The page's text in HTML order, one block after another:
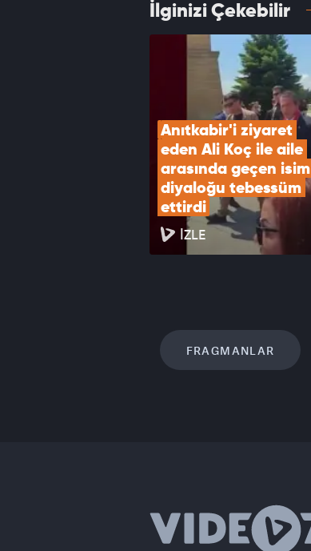
İlginizi Çekebilir
Anıtkabir'i ziyaret
eden Ali Koç ile aile
arasında geçen isim
diyaloğu tebessüm
ettirdi
İZLE
FRAGMANLAR